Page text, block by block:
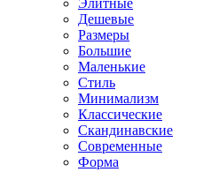
Элитные
Дешевые
Размеры
Большие
Маленькие
Стиль
Минимализм
Классические
Скандинавские
Современные
Форма